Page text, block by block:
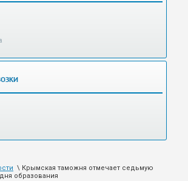
\ Крымская таможня отмечает седьмую
образования